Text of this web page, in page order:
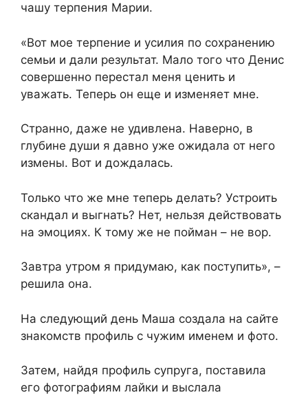
чашу терпения Марии.
«Вот мое терпение и усилия по сохранению
семьи и дали результат. Мало того что Денис
совершенно перестал меня ценить и
уважать. Теперь он еще и изменяет мне.
Странно, даже не удивлена. Наверно, в
глубине души я давно уже ожидала от него
измены. Вот и дождалась.
Только что же мне теперь делать? Устроить
скандал и выгнать? Нет, нельзя действовать
на эмоциях. К тому же не пойман – не вор.
Завтра утром я придумаю, как поступить», –
решила она.
На следующий день Маша создала на сайте
знакомств профиль с чужим именем и фото.
Затем, найдя профиль супруга, поставила
его фотографиям лайки и выслала